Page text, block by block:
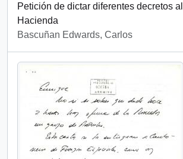
Petición de dictar diferentes decretos
Hacienda
Bascuñan Edwards, Carlos